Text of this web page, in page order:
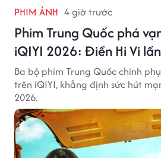
PHIM ẢNH 4 giờ trước
Phim Trung Quốc phá
iQIYI 2026: Điền Hi Vi
Ba bộ phim Trung Quốc chinh
trên iQIYI, khẳng định sức hút
2026.